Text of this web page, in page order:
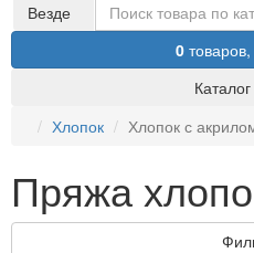
Везде
0 товаров,
Хлопок
Хлопок с
Пряжа